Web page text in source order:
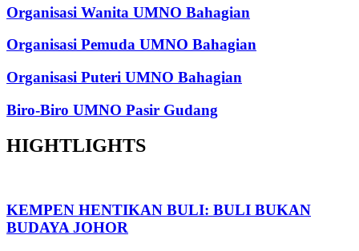
Organisasi Wanita UMNO Bahagian
Organisasi Pemuda UMNO Bahagian
Organisasi Puteri UMNO Bahagian
Biro-Biro UMNO Pasir Gudang
HIGHTLIGHTS
KEMPEN HENTIKAN BULI: BULI BUKAN
BUDAYA JOHOR